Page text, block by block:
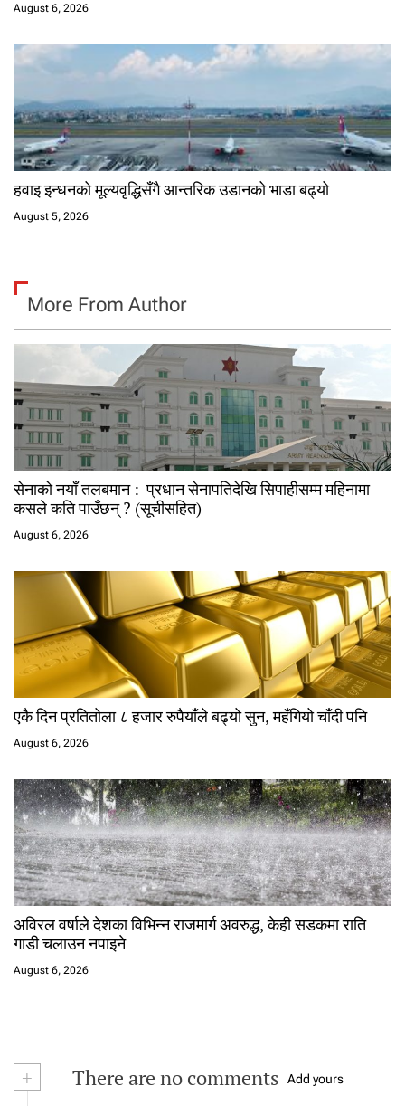
August 6, 2026
हवाइ इन्धनको मूल्यवृद्धिसँगै आन्तरिक उडानको भाडा बढ्यो
August 5, 2026
More From Author
सेनाको नयाँ तलबमान : प्रधान सेनापतिदेखि सिपाहीसम्म महिनामा
कसले कति पाउँछन् ? (सूचीसहित)
August 6, 2026
एकै दिन प्रतितोला ८ हजार रुपैयाँले बढ्यो सुन, महँगियो चाँदी पनि
August 6, 2026
अविरल वर्षाले देशका विभिन्न राजमार्ग अवरुद्ध, केही सडकमा राति
गाडी चलाउन नपाइने
August 6, 2026
+ There are no comments Add yours